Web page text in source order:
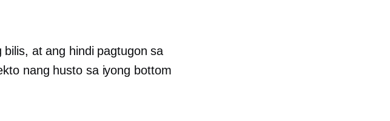
at ang hindi pagtugon sa
nang husto sa iyong bottom